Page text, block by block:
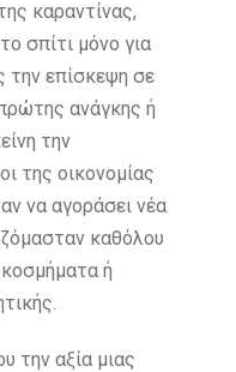
καραντίνας,
σπίτι μόνο για
την επίσκεψη σε
ανάγκης ή
την
της οικονομίας
να αγοράσει νέα
καθόλου
ή
την αξία μιας